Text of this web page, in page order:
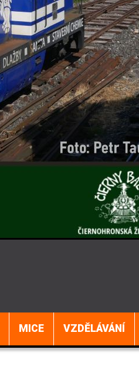
MICE VZDĚLÁVÁNÍ